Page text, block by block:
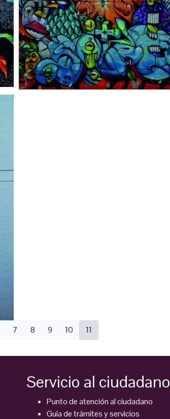
Página
7 Página
8 Página
9 Página
10
Página
actual
11
Servicio al ciudadano
Punto de atención al ciudadano
Guia de trámites y servicios